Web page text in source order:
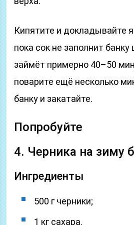
Кипятите и докладывайте
пока сок не заполнит
займёт примерно 40–50
поварите ещё несколько
банку и закатайте.
Попробуйте
4. Черника на зиму
Ингредиенты
500 г черники;
1 кг сахара.